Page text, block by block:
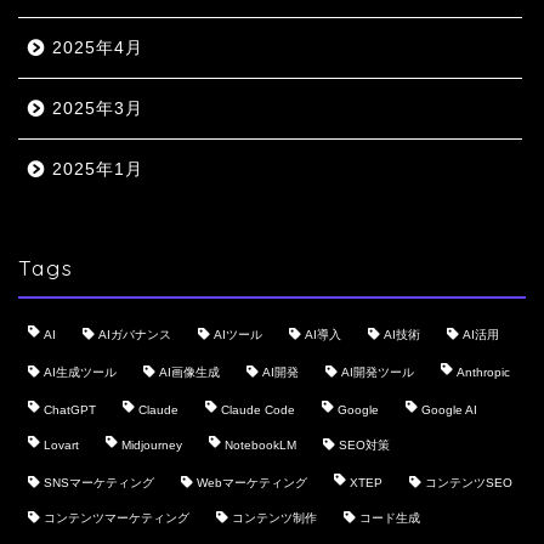
2025年4月
2025年3月
2025年1月
Tags
AI AIガバナンス AIツール AI導入 AI技術 AI活用
AI生成ツール AI画像生成 AI開発 AI開発ツール Anthropic
ChatGPT Claude Claude Code Google Google AI
Lovart Midjourney NotebookLM SEO対策
SNSマーケティング Webマーケティング XTEP コンテンツSEO
コンテンツマーケティング コンテンツ制作 コード生成